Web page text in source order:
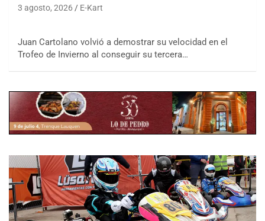
3 agosto, 2026 E-Kart
Juan Cartolano volvió a demostrar su velocidad en el
Trofeo de Invierno al conseguir su tercera…